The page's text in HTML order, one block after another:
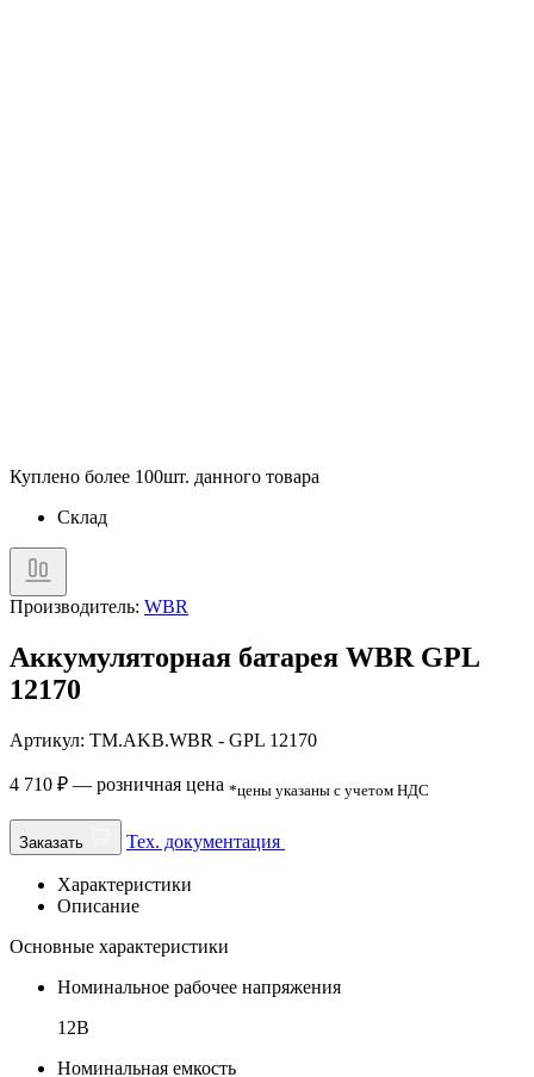
Куплено более 100шт. данного товара
Склад
Производитель: WBR
Аккумуляторная батарея WBR GPL
12170
Артикул: TM.AKB.WBR - GPL 12170
4 710 ₽ — розничная цена *цены указаны с учетом НДС
Заказать Тех. документация
Характеристики
Описание
Основные характеристики
Номинальное рабочее напряжения
12В
Номинальная емкость